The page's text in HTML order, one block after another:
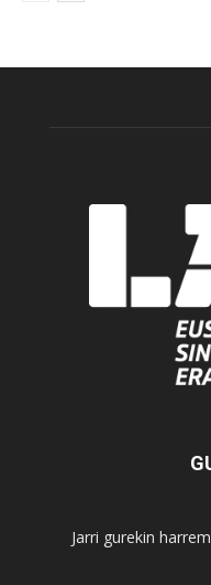
Jarri gurekin